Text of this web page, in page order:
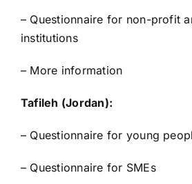
– Questionnaire for non-profit
institutions
– More information
Tafileh (Jordan):
– Questionnaire for young
– Questionnaire for SMEs